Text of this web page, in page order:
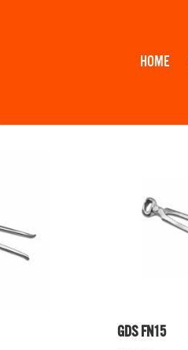
HOME
GDS FN15